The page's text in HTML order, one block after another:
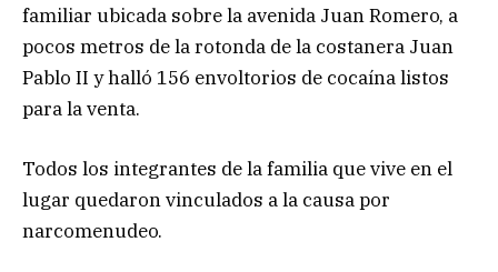
familiar ubicada sobre la avenida Juan Romero, a
pocos metros de la rotonda de la costanera Juan
Pablo II y halló 156 envoltorios de cocaína listos
para la venta.
Todos los integrantes de la familia que vive en el
lugar quedaron vinculados a la causa por
narcomenudeo.